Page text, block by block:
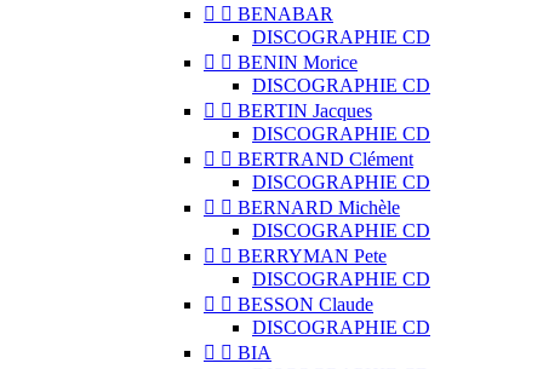
  BENABAR
DISCOGRAPHIE CD
  BENIN Morice
DISCOGRAPHIE CD
  BERTIN Jacques
DISCOGRAPHIE CD
  BERTRAND Clément
DISCOGRAPHIE CD
  BERNARD Michèle
DISCOGRAPHIE CD
  BERRYMAN Pete
DISCOGRAPHIE CD
  BESSON Claude
DISCOGRAPHIE CD
  BIA